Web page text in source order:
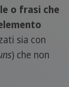
o frasi che
sia con
) che non